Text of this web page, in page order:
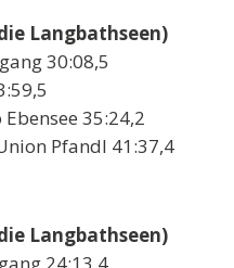
Langbathseen)
30:08,5
35:24,2
Pfandl 41:37,4
Langbathseen)